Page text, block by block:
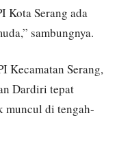
Kota Serang ada
sambungnya.
Kecamatan Serang,
Dardiri tepat
muncul di tengah-